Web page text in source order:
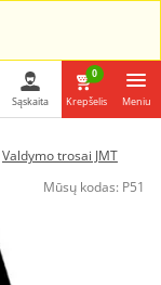
Paieška
Sąskaita
0
Krepšelis Meniu
Valdymo trosai JMT
Mūsų kodas: P51